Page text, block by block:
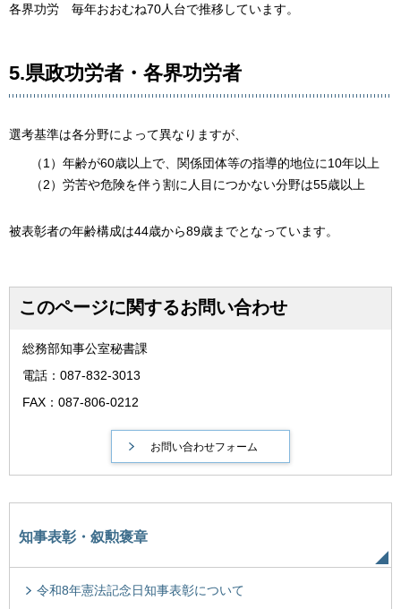
各界功労 毎年おおむね70人台で推移しています。
5.県政功労者・各界功労者
選考基準は各分野によって異なりますが、
（1）年齢が60歳以上で、関係団体等の指導的地位に10年以上
（2）労苦や危険を伴う割に人目につかない分野は55歳以上
被表彰者の年齢構成は44歳から89歳までとなっています。
このページに関するお問い合わせ
総務部知事公室秘書課
電話：087-832-3013
FAX：087-806-0212
知事表彰・叙勲褒章
令和8年憲法記念日知事表彰について